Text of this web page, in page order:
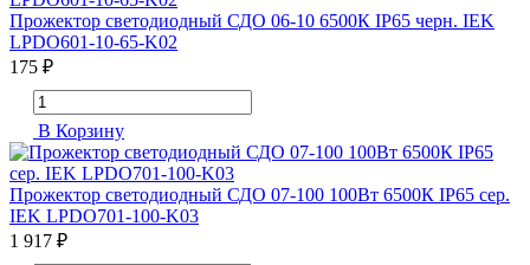
Прожектор светодиодный СДО 06-10 6500К IP65 черн. IEK
LPDO601-10-65-K02
175 ₽
В Корзину
Прожектор светодиодный СДО 07-100 100Вт 6500К IP65 сер.
IEK LPDO701-100-K03
1 917 ₽